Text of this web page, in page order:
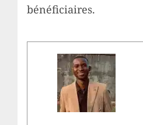
bénéficiaires.